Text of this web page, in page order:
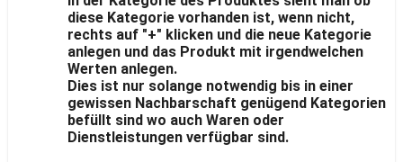
diese Kategorie vorhanden ist, wenn nicht,
rechts auf "+" klicken und die neue Kategorie
anlegen und das Produkt mit irgendwelchen
Werten anlegen.
Dies ist nur solange notwendig bis in einer
gewissen Nachbarschaft genügend Kategorien
befüllt sind wo auch Waren oder
Dienstleistungen verfügbar sind.